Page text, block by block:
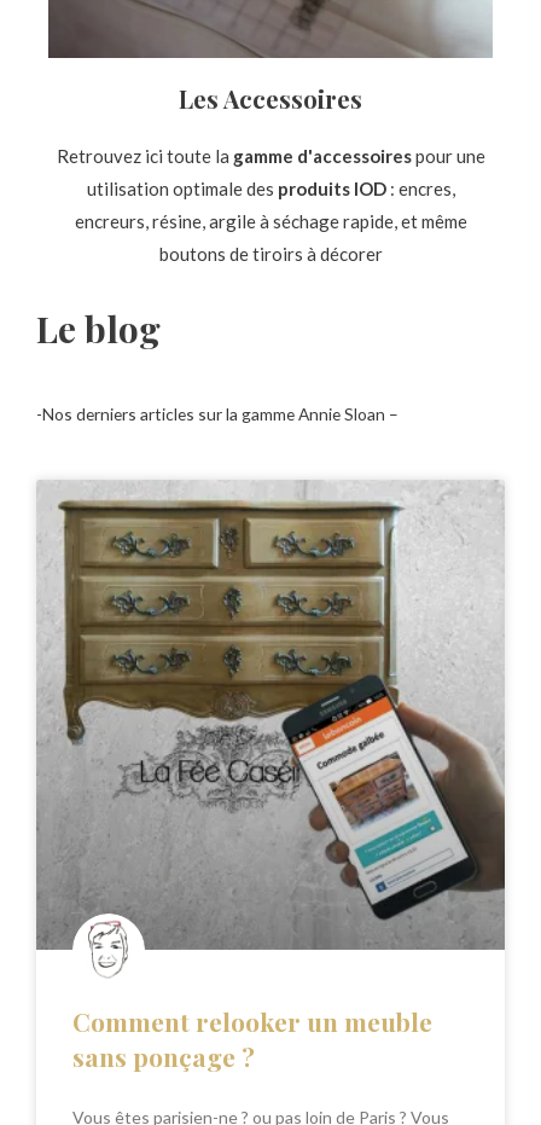
Les Accessoires
Retrouvez ici toute la gamme d'accessoirespour une
utilisation optimale des produits IOD: encres,
encreurs, résine, argile à séchage rapide, et même
boutons de tiroirs à décorer
Le blog
-Nos derniers articles sur la gamme Annie Sloan –
Comment relooker un meuble
sans ponçage ?
Vous êtes parisien-ne ? ou pas loin de Paris ? Vous